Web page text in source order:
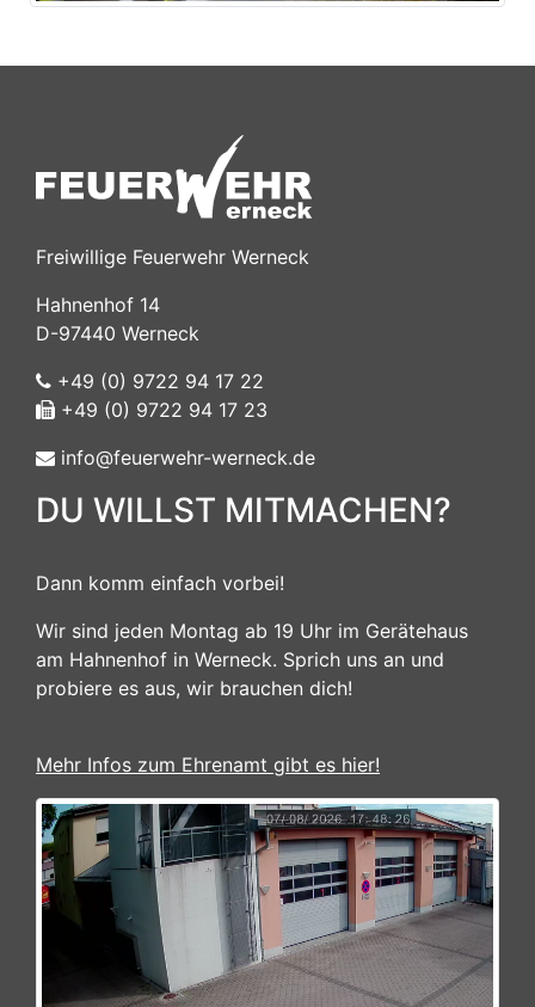
Freiwillige Feuerwehr Werneck
Hahnenhof 14
D-97440 Werneck
+49 (0) 9722 94 17 22
+49 (0) 9722 94 17 23
info@feuerwehr-werneck.de
DU WILLST MITMACHEN?
Dann komm einfach vorbei!
Wir sind jeden Montag ab 19 Uhr im Gerätehaus
am Hahnenhof in Werneck. Sprich uns an und
probiere es aus, wir brauchen dich!
Mehr Infos zum Ehrenamt gibt es hier!